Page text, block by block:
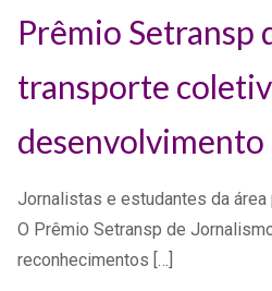
Prêmio Setransp
transporte
Jornalistas e estudantes da
O Prêmio Setransp de
reconhecimentos […]